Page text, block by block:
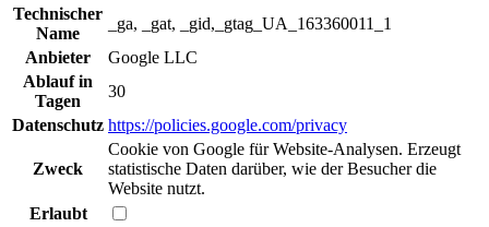
Technischer
Name
_ga, _gat, _gid,_gtag_UA_163360011_1
Anbieter
Google LLC
Ablauf in
Tagen
30
Datenschutz https://policies.google.com/privacy
Zweck
Cookie von Google für Website-Analysen. Erzeugt
statistische Daten darüber, wie der Besucher die
Website nutzt.
Erlaubt